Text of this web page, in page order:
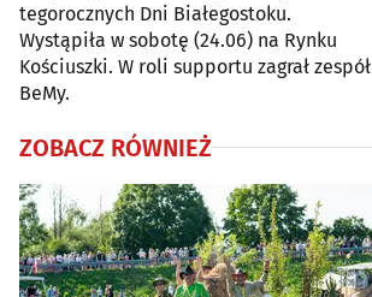
tegorocznych Dni Białegostoku.
Wystąpiła w sobotę (24.06) na Rynku
Kościuszki. W roli supportu zagrał zespół
BeMy.
ZOBACZ RÓWNIEŻ